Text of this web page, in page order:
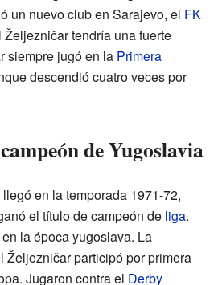
un nuevo club en Sarajevo, el FK
Željezničar tendría una fuerte
siempre jugó en la Primera
descendió cuatro veces por
de Yugoslavia
en la temporada 1971-72,
el título de campeón de liga.
la época yugoslava. La
Željezničar participó por primera
Jugaron contra el Derby